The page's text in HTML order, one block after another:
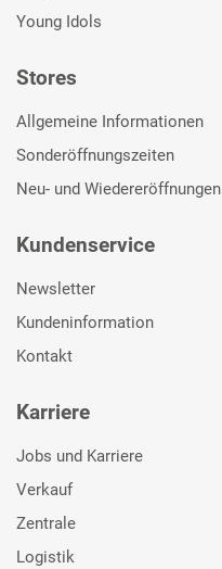
Young Idols
Stores
Allgemeine Informationen
Sonderöffnungszeiten
Neu- und Wiedereröffnungen
Kundenservice
Newsletter
Kundeninformation
Kontakt
Karriere
Jobs und Karriere
Verkauf
Zentrale
Logistik